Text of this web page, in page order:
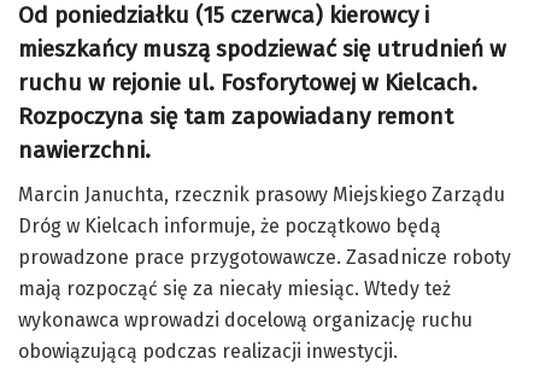
Od poniedziałku (15 czerwca) kierowcy i
mieszkańcy muszą spodziewać się utrudnień w
ruchu w rejonie ul. Fosforytowej w Kielcach.
Rozpoczyna się tam zapowiadany remont
nawierzchni.
Marcin Januchta, rzecznik prasowy Miejskiego Zarządu
Dróg w Kielcach informuje, że początkowo będą
prowadzone prace przygotowawcze. Zasadnicze roboty
mają rozpocząć się za niecały miesiąc. Wtedy też
wykonawca wprowadzi docelową organizację ruchu
obowiązującą podczas realizacji inwestycji.